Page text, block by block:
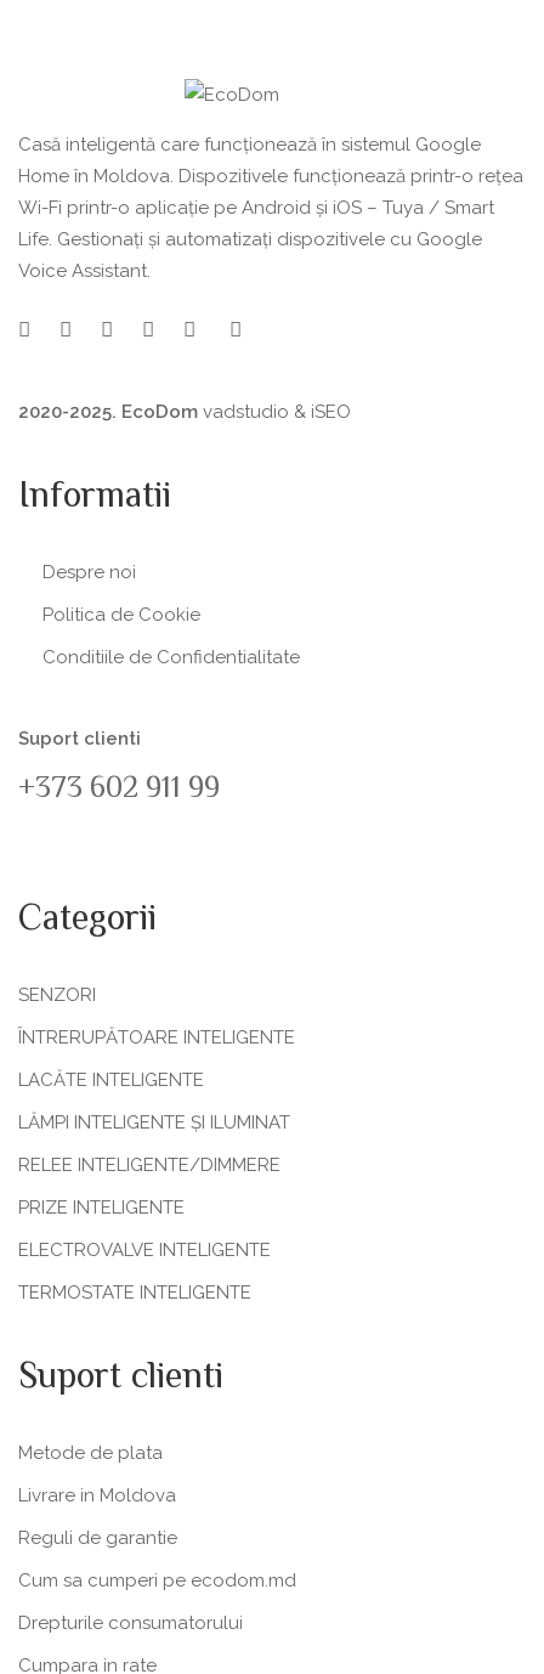
Casă inteligentă care funcționează în sistemul Google
Home în Moldova. Dispozitivele funcționează printr-o rețea
Wi-Fi printr-o aplicație pe Android și iOS – Tuya / Smart
Life. Gestionați și automatizați dispozitivele cu Google
Voice Assistant.
2020-2025. EcoDom vadstudio & iSEO
Informatii
Despre noi
Politica de Сookie
Conditiile de Confidentialitate
Suport clienti
+373 602 911 99
Categorii
SENZORI
ÎNTRERUPĂTOARE INTELIGENTE
LACĂTE INTELIGENTE
LĂMPI INTELIGENTE ȘI ILUMINAT
RELEE INTELIGENTE/DIMMERE
PRIZE INTELIGENTE
ELECTROVALVE INTELIGENTE
TERMOSTATE INTELIGENTE
Suport clienti
Metode de plata
Livrare in Moldova
Reguli de garantie
Cum sa cumperi pe ecodom.md
Drepturile consumatorului
Cumpara in rate